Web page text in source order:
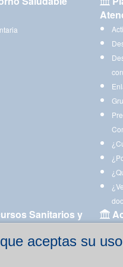
aceptas su
Sanitarios y